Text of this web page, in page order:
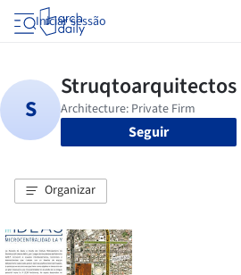
Iniciar sessão
Seguir
Organizar